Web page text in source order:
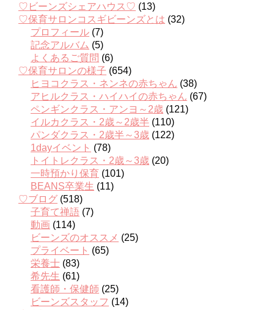
♡ビーンズシェアハウス♡ (13)
♡保育サロンコスギビーンズとは (32)
プロフィール (7)
記念アルバム (5)
よくあるご質問 (6)
♡保育サロンの様子 (654)
ヒヨコクラス・ネンネの赤ちゃん (38)
アヒルクラス・ハイハイの赤ちゃん (67)
ペンギンクラス・アンヨ～2歳 (121)
イルカクラス・2歳～2歳半 (110)
パンダクラス・2歳半～3歳 (122)
1dayイベント (78)
トイトレクラス・2歳～3歳 (20)
一時預かり保育 (101)
BEANS卒業生 (11)
♡ブログ (518)
子育て禅語 (7)
動画 (114)
ビーンズのオススメ (25)
プライベート (65)
栄養士 (83)
希先生 (61)
看護師・保健師 (25)
ビーンズスタッフ (14)